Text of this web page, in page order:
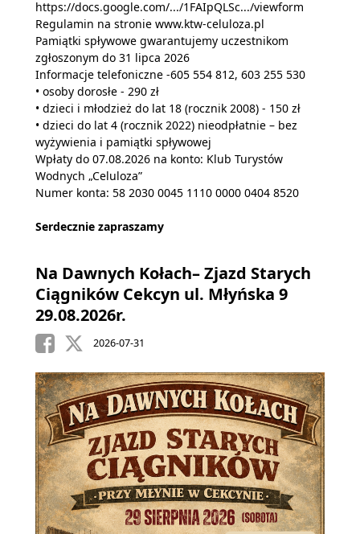
https://docs.google.com/.../1FAIpQLSc.../viewform
Regulamin na stronie www.ktw-celuloza.pl
Pamiątki spływowe gwarantujemy uczestnikom
zgłoszonym do 31 lipca 2026
Informacje telefoniczne -605 554 812, 603 255 530
• osoby dorosłe - 290 zł
• dzieci i młodzież do lat 18 (rocznik 2008) - 150 zł
• dzieci do lat 4 (rocznik 2022) nieodpłatnie – bez
wyżywienia i pamiątki spływowej
Wpłaty do 07.08.2026 na konto: Klub Turystów
Wodnych „Celuloza”
Numer konta: 58 2030 0045 1110 0000 0404 8520
Serdecznie zapraszamy
Na Dawnych Kołach– Zjazd Starych
Ciągników Cekcyn ul. Młyńska 9
29.08.2026r.
2026-07-31